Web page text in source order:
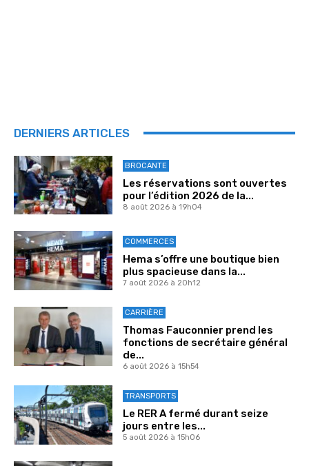
DERNIERS ARTICLES
BROCANTE
Les réservations sont ouvertes
pour l’édition 2026 de la...
8 août 2026 à 19h04
COMMERCES
Hema s’offre une boutique bien
plus spacieuse dans la...
7 août 2026 à 20h12
CARRIÈRE
Thomas Fauconnier prend les
fonctions de secrétaire général
de...
6 août 2026 à 15h54
TRANSPORTS
Le RER A fermé durant seize
jours entre les...
5 août 2026 à 15h06